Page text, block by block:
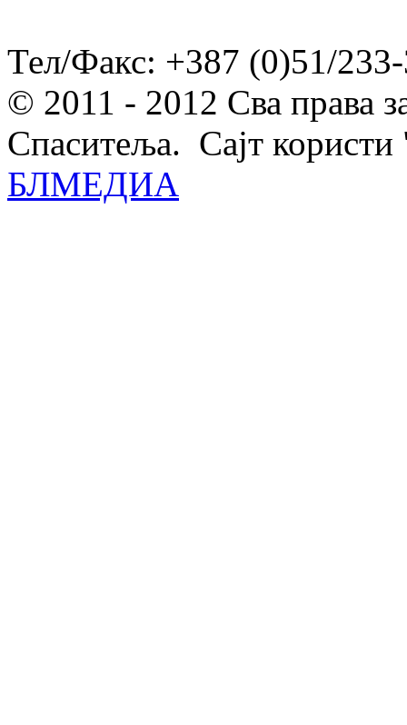
Тел/Факс: +387 (0)51/
© 2011 - 2012 Сва права
Спаситеља. Сајт
БЛМЕДИА